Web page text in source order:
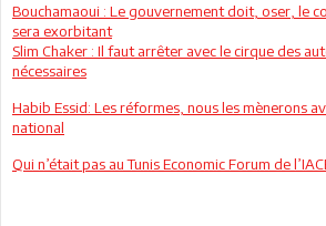
Bouchamaoui : Le gouvernement doit, oser, le
sera exorbitant
Slim Chaker : Il faut arrêter avec le cirque des
nécessaires
Habib Essid: Les réformes, nous les mènerons
national
Qui n’était pas au Tunis Economic Forum de